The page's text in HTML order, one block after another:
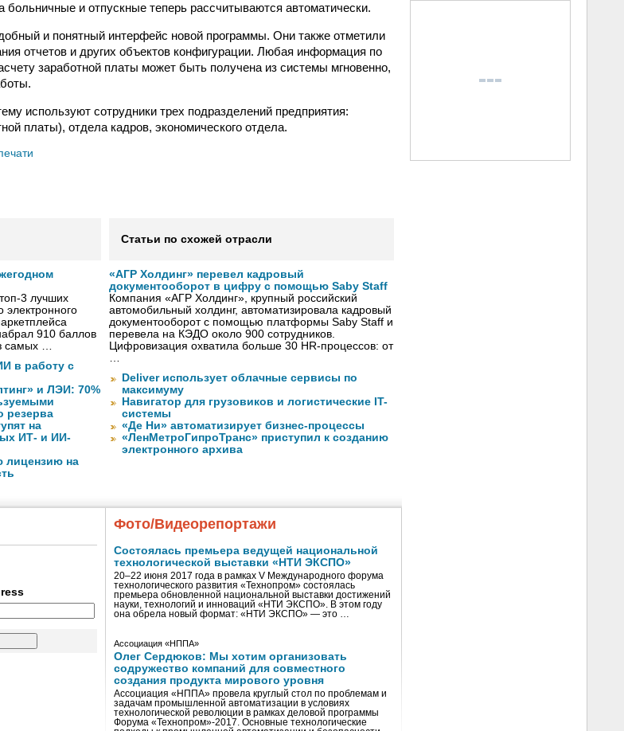
больничные и отпускные теперь рассчитываются автоматически.
и понятный интерфейс новой программы. Они также отметили
отчетов и других объектов конфигурации. Любая информация по
заработной платы может быть получена из системы мгновенно,
используют сотрудники трех подразделений предприятия:
платы), отдела кадров, экономического отдела.
3 лучших
электронного
910 баллов
самых …
в работу с
и ЛЭИ: 70%
резерва
на
ИТ- и ИИ-
лицензию на
Статьи по схожей отрасли
«АГР Холдинг» перевел кадровый
документооборот в цифру с помощью Saby Staff
Компания «АГР Холдинг», крупный российский
автомобильный холдинг, автоматизировала кадровый
документооборот с помощью платформы Saby Staff и
перевела на КЭДО около 900 сотрудников.
Цифровизация охватила больше 30 HR-процессов: от
…
Deliver использует облачные сервисы по
максимуму
Навигатор для грузовиков и логистические IT-
системы
«Де Ни» автоматизирует бизнес-процессы
«ЛенМетроГипроТранс» приступил к созданию
электронного архива
Фото/Видеорепортажи
Состоялась премьера ведущей национальной
технологической выставки «НТИ ЭКСПО»
20–22 июня 2017 года в рамках V Международного форума
технологического развития «Технопром» состоялась
премьера обновленной национальной выставки достижений
науки, технологий и инноваций «НТИ ЭКСПО». В этом году
она обрела новый формат: «НТИ ЭКСПО» — это …
Ассоциация «НППА»
Олег Сердюков: Мы хотим организовать
содружество компаний для совместного
создания продукта мирового уровня
Ассоциация «НППА» провела круглый стол по проблемам и
задачам промышленной автоматизации в условиях
технологической революции в рамках деловой программы
Форума «Технопром»-2017. Основные технологические